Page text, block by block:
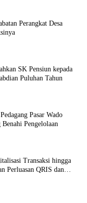
Perangkat Desa
SK Pensiun kepada
Puluhan Tahun
Pasar Wado
Pengelolaan
Transaksi hingga
Perluasan QRIS dan